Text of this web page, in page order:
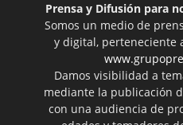
Prensa y Difusión para
Somos un medio de
y digital, perteneciente
Damos visibilidad a
mediante la publicación
con una audiencia de